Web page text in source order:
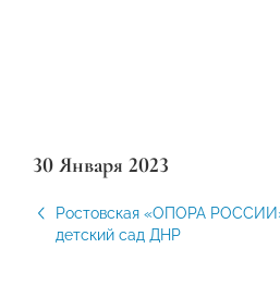
30 Января 2023
Ростовская «ОПОРА
детский сад ДНР